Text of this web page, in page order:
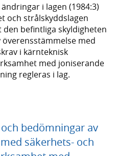
i lagen (1984:3)
och strålskyddslagen
den befintliga skyldigheten
med
i kärnteknisk
med joniserande
regleras i lag.
bedömningar av
säkerhets- och